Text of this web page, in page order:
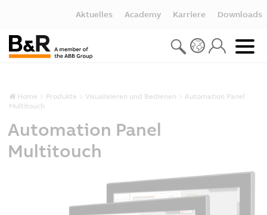
Aktuelles Academy Karriere Downloads
Home Produkte Visualisieren und Bedienen
Automation Panel
Multitouch
Automation Panel
Multitouch